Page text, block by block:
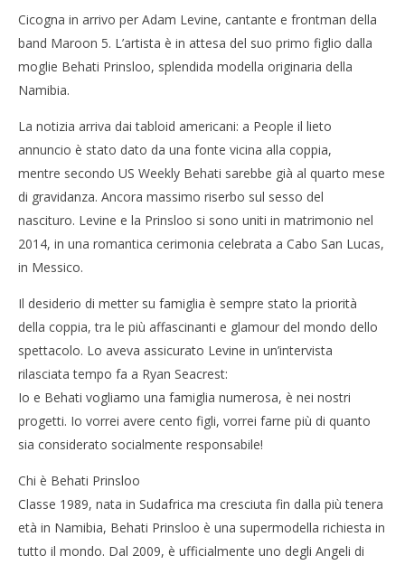
Adam Levine presto papà, il cantante dei Maroon 5
e Behati Prinsloo aspettano un figlio
15/03/2016
letizia
Cicogna in arrivo per Adam Levine, cantante e frontman della
band Maroon 5. L’artista è in attesa del suo primo figlio dalla
moglie Behati Prinsloo, splendida modella originaria della
Namibia.
La notizia arriva dai tabloid americani: a People il lieto
annuncio è stato dato da una fonte vicina alla coppia,
mentre secondo US Weekly Behati sarebbe già al quarto mese
di gravidanza. Ancora massimo riserbo sul sesso del
nascituro. Levine e la Prinsloo si sono uniti in matrimonio nel
2014, in una romantica cerimonia celebrata a Cabo San Lucas,
in Messico.
Il desiderio di metter su famiglia è sempre stato la priorità
della coppia, tra le più affascinanti e glamour del mondo dello
spettacolo. Lo aveva assicurato Levine in un’intervista
rilasciata tempo fa a Ryan Seacrest:
Io e Behati vogliamo una famiglia numerosa, è nei nostri
progetti. Io vorrei avere cento figli, vorrei farne più di quanto
sia considerato socialmente responsabile!
Chi è Behati Prinsloo
Classe 1989, nata in Sudafrica ma cresciuta fin dalla più tenera
età in Namibia, Behati Prinsloo è una supermodella richiesta in
tutto il mondo. Dal 2009, è ufficialmente uno degli Angeli di